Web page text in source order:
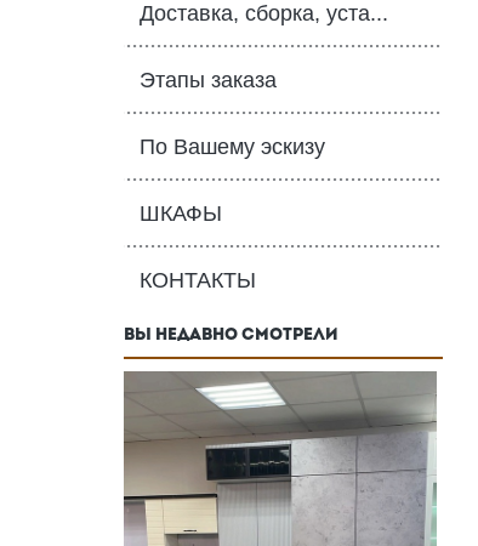
Доставка, сборка, уста...
Этапы заказа
По Вашему эскизу
ШКАФЫ
КОНТАКТЫ
ВЫ НЕДАВНО СМОТРЕЛИ